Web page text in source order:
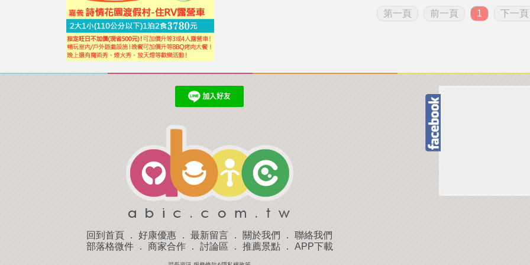
第一頁 前一頁 1 下一頁
回到首頁 ． 好康優惠 ． 最新留言 ． 關於我們 ． 聯絡我們
部落格微件． 商家合作． 討論區 ． 推薦景點． APP下載